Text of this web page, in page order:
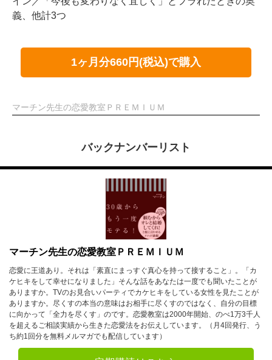
義、他計3つ
1ヶ月分660円(税込)で購入
マーチン先生の恋愛教室ＰＲＥＭＩＵＭ
バックナンバーリスト
マーチン先生の恋愛教室ＰＲＥＭＩＵＭ
恋愛に王道あり。それは「素直にまっすぐ真心を持って接すること」。「カ
ケヒキをして幸せになりました」そんな話をあなたは一度でも聞いたことが
ありますか。TVのお見合いパーティでカケヒキをしている女性を見たことが
ありますか。尽くすの本当の意味はお相手に尽くすのではなく、自分の目標
に向かって「全力を尽くす」のです。恋愛教室は2000年開始、のべ1万3千人
を超えるご相談実績から生きた恋愛法をお伝えしています。（月4回発行、う
ち約1回分を無料メルマガでも配信しています）